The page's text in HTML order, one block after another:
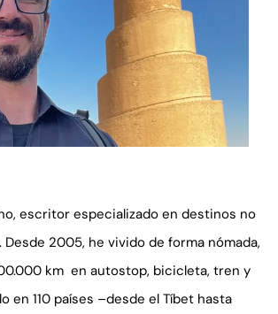
escritor especializado en destinos no
2005, he vivido de forma nómada,
km en autostop, bicicleta, tren y
en 110 países –desde el Tíbet hasta